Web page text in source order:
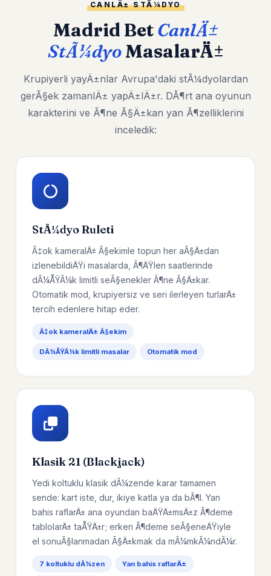
CANLÄ± STÃ¼DYO
Madrid BetCanlÄ±
StÃ¼dyoMasalarÄ±
Krupiyerli yayÄ±nlar Avrupa'daki stÃ¼dyolardan
gerÃ§ek zamanlÄ± yapÄ±lÄ±r. DÃ¶rt ana oyunun
karakterini ve Ã¶ne Ã§Ä±kan yan Ã¶zelliklerini
inceledik:
StÃ¼dyo Ruleti
Ã‡ok kameralÄ± Ã§ekimle topun her aÃ§Ä±dan
izlenebildiÄŸi masalarda, Ã¶ÄŸlen saatlerinde
dÃ¼ÅŸÃ¼k limitli seÃ§enekler Ã¶ne Ã§Ä±kar.
Otomatik mod, krupiyersiz ve seri ilerleyen turlarÄ±
tercih edenlere hitap eder.
Ã‡ok kameralÄ± Ã§ekim
DÃ¼ÅŸÃ¼k limitli masalar Otomatik mod
Klasik 21 (Blackjack)
Yedi koltuklu klasik dÃ¼zende karar tamamen
sende: kart iste, dur, ikiye katla ya da bÃ¶l. Yan
bahis raflarÄ± ana oyundan baÄŸÄ±msÄ±z Ã¶deme
tablolarÄ± taÅŸÄ±r; erken Ã¶deme seÃ§eneÄŸiyle
el sonuÃ§lanmadan Ã§Ä±kmak da mÃ¼mkÃ¼ndÃ¼r.
7 koltuklu dÃ¼zen Yan bahis raflarÄ±